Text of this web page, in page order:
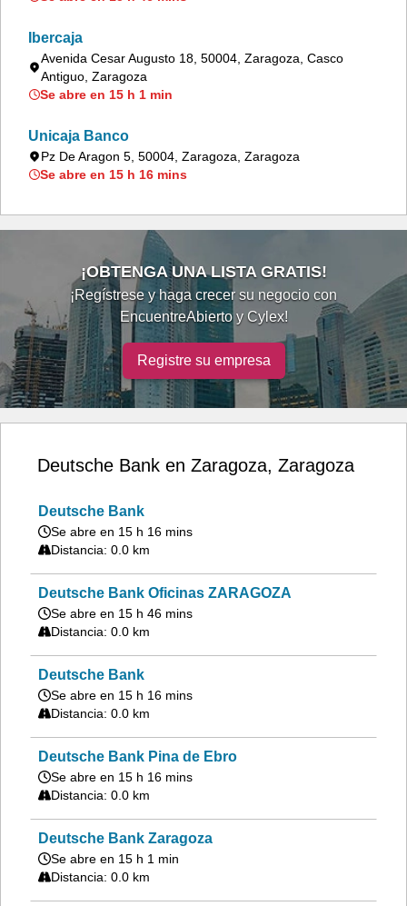
Ibercaja
Avenida Cesar Augusto 18, 50004, Zaragoza, Casco
Antiguo, Zaragoza
Se abre en 15 h 1 min
Unicaja Banco
Pz De Aragon 5, 50004, Zaragoza, Zaragoza
Se abre en 15 h 16 mins
¡OBTENGA UNA LISTA GRATIS!
¡Regístrese y haga crecer su negocio con
EncuentreAbierto y Cylex!
Registre su empresa
Deutsche Bank en Zaragoza, Zaragoza
Deutsche Bank
Se abre en 15 h 16 mins
Distancia: 0.0 km
Deutsche Bank Oficinas ZARAGOZA
Se abre en 15 h 46 mins
Distancia: 0.0 km
Deutsche Bank
Se abre en 15 h 16 mins
Distancia: 0.0 km
Deutsche Bank Pina de Ebro
Se abre en 15 h 16 mins
Distancia: 0.0 km
Deutsche Bank Zaragoza
Se abre en 15 h 1 min
Distancia: 0.0 km